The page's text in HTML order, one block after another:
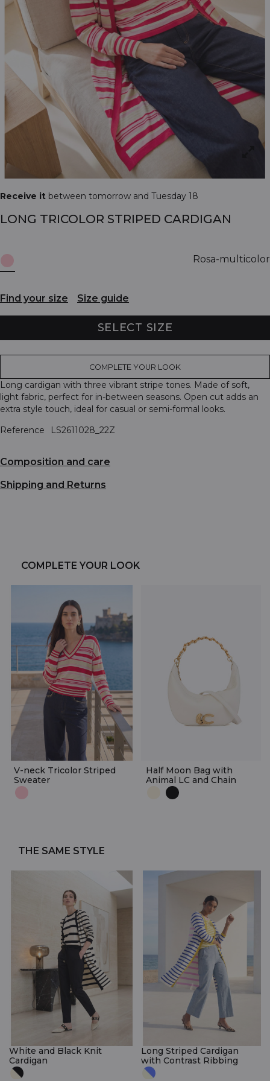
Receive it between tomorrow and Tuesday 18
LONG TRICOLOR STRIPED CARDIGAN
Rosa-multicolor
Find your size Size guide
SELECT SIZE
COMPLETE YOUR LOOK
Long cardigan with three vibrant stripe tones. Made of soft,
light fabric, perfect for in-between seasons. Open cut adds an
extra style touch, ideal for casual or semi-formal looks.
Reference
LS2611028_22Z
Composition and care
Shipping and Returns
COMPLETE YOUR LOOK
V-neck Tricolor Striped
Sweater
Half Moon Bag with
Animal LC and Chain
THE SAME STYLE
White and Black Knit
Cardigan
Long Striped Cardigan
with Contrast Ribbing